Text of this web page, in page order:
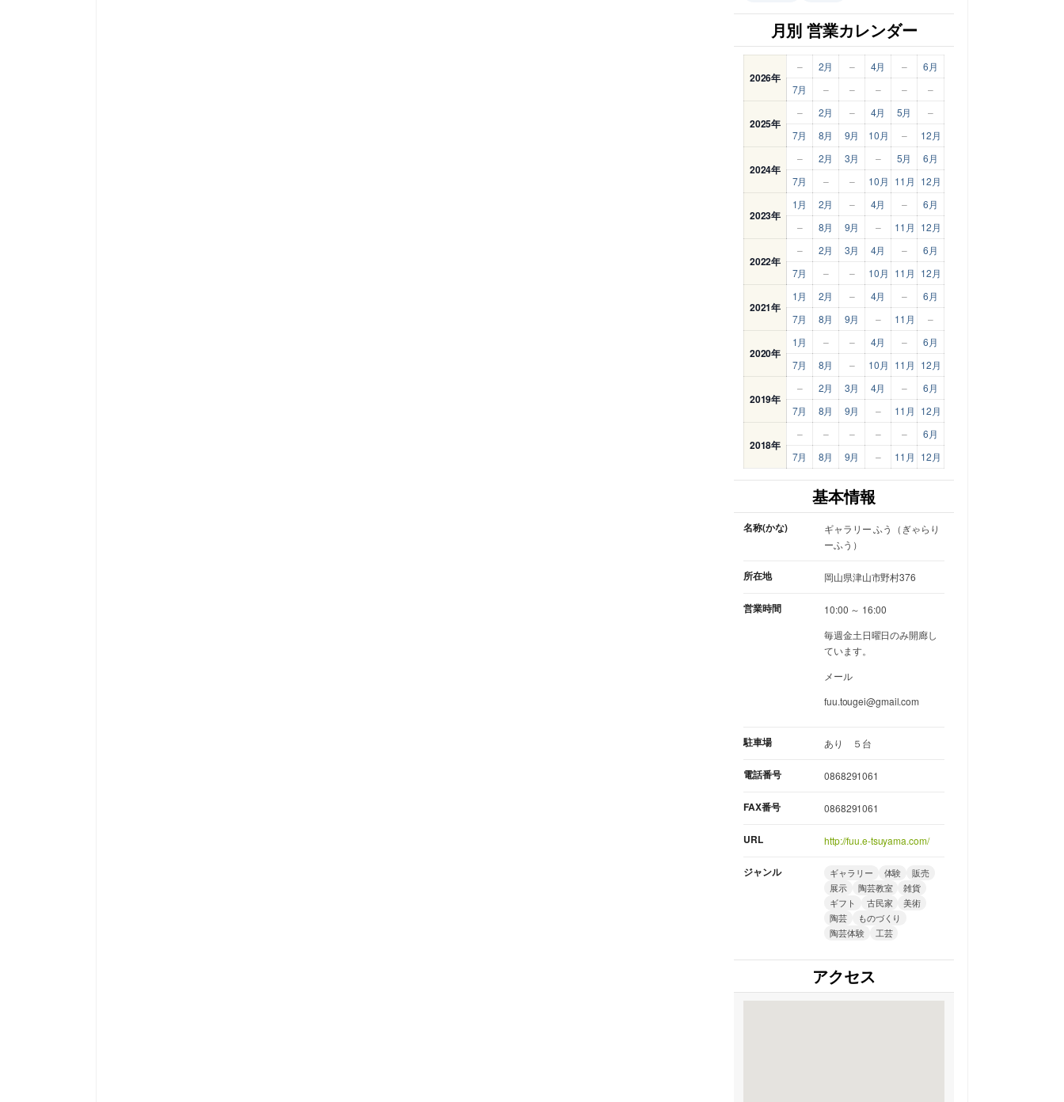
月別 営業カレンダー
2026年
– 2月 – 4月 –
6月
7月
– – – – –
2025年
– 2月 – 4月 5月
–
7月
8月 9月 10月 – 12月
2024年
– 2月 3月 – 5月
6月
7月
– – 10月 11月 12月
2023年
1月 2月 – 4月 –
6月
–
8月 9月 – 11月 12月
2022年
– 2月 3月 4月 –
6月
7月
– – 10月 11月 12月
2021年
1月 2月 – 4月 –
6月
7月
8月 9月 – 11月 –
2020年
1月 – – 4月 –
6月
7月
8月 – 10月 11月 12月
2019年
– 2月 3月 4月 –
6月
7月
8月 9月 – 11月 12月
2018年
– – – – –
6月
7月
8月 9月 – 11月 12月
基本情報
名称(かな)
ギャラリー ふう（ぎゃらり
ーふう）
所在地 岡山県津山市野村376
営業時間
10:00 ～ 16:00
毎週金土日曜日のみ開廊し
ています。
メール
fuu.tougei@gmail.com
駐車場 あり ５台
電話番号 0868291061
FAX番号 0868291061
URL http://fuu.e-tsuyama.com/
ジャンル ギャラリー 体験
販売
展示
陶芸教室
雑貨
ギフト
古民家
美術
陶芸
ものづくり
陶芸体験
工芸
アクセス